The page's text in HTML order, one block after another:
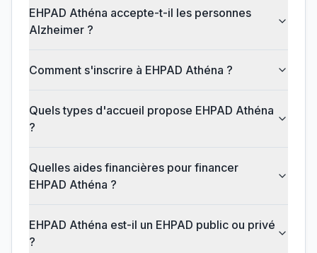
EHPAD Athéna accepte-t-il les personnes
Alzheimer ?
Comment s'inscrire à EHPAD Athéna ?
Quels types d'accueil propose EHPAD Athéna
?
Quelles aides financières pour financer
EHPAD Athéna ?
EHPAD Athéna est-il un EHPAD public ou privé
?